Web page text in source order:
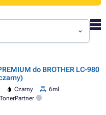
do BROTHER LC-980
Czarny
6ml
TonerPartner